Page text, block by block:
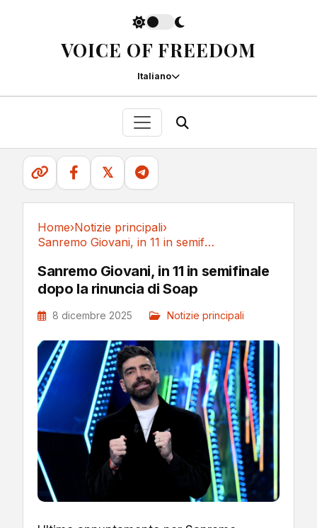
VOICE OF FREEDOM
Italiano
𝕏
Home›Notizie principali›
Sanremo Giovani, in 11 in semifinale dopo la...
Sanremo Giovani, in 11 in semifinale
dopo la rinuncia di Soap
8 dicembre 2025 Notizie principali